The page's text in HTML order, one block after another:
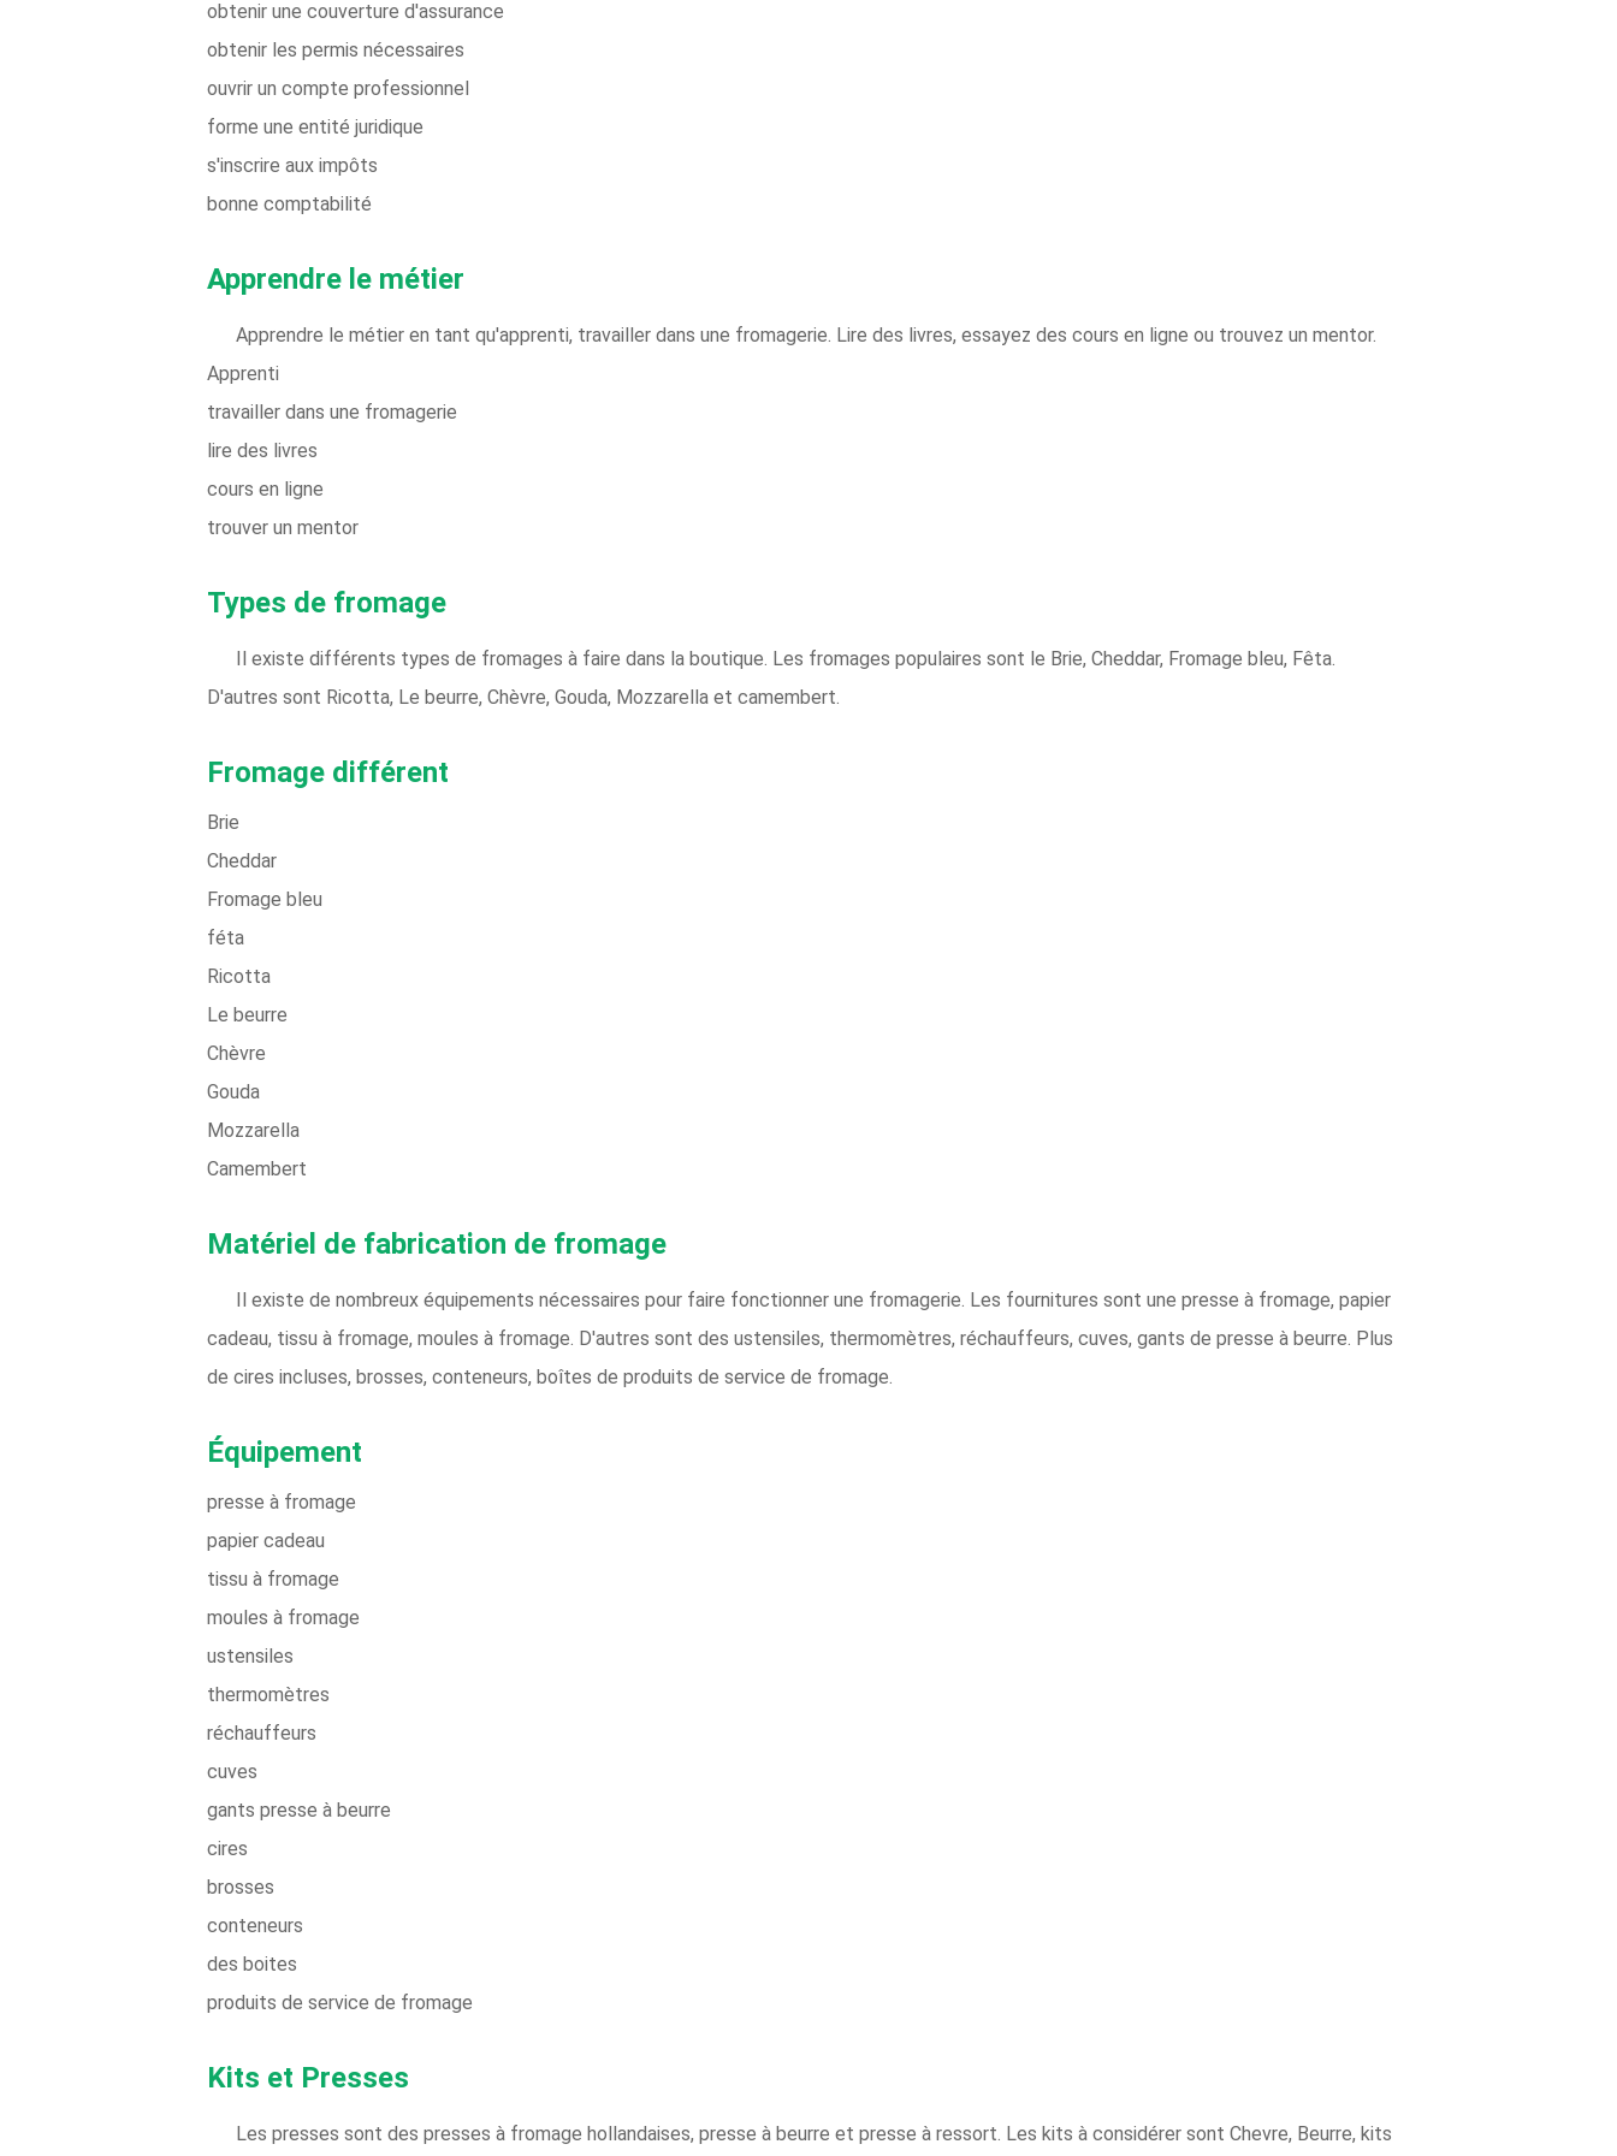
obtenir une couverture d'assurance
obtenir les permis nécessaires
ouvrir un compte professionnel
forme une entité juridique
s'inscrire aux impôts
bonne comptabilité
Apprendre le métier
Apprendre le métier en tant qu'apprenti, travailler dans une fromagerie. Lire des livres, essayez des cours en ligne ou trouvez un mentor.
Apprenti
travailler dans une fromagerie
lire des livres
cours en ligne
trouver un mentor
Types de fromage
Il existe différents types de fromages à faire dans la boutique. Les fromages populaires sont le Brie, Cheddar, Fromage bleu, Fêta.
D'autres sont Ricotta, Le beurre, Chèvre, Gouda, Mozzarella et camembert.
Fromage différent
Brie
Cheddar
Fromage bleu
féta
Ricotta
Le beurre
Chèvre
Gouda
Mozzarella
Camembert
Matériel de fabrication de fromage
Il existe de nombreux équipements nécessaires pour faire fonctionner une fromagerie. Les fournitures sont une presse à fromage, papier
cadeau, tissu à fromage, moules à fromage. D'autres sont des ustensiles, thermomètres, réchauffeurs, cuves, gants de presse à beurre. Plus
de cires incluses, brosses, conteneurs, boîtes de produits de service de fromage.
Équipement
presse à fromage
papier cadeau
tissu à fromage
moules à fromage
ustensiles
thermomètres
réchauffeurs
cuves
gants presse à beurre
cires
brosses
conteneurs
des boites
produits de service de fromage
Kits et Presses
Les presses sont des presses à fromage hollandaises, presse à beurre et presse à ressort. Les kits à considérer sont Chevre, Beurre, kits